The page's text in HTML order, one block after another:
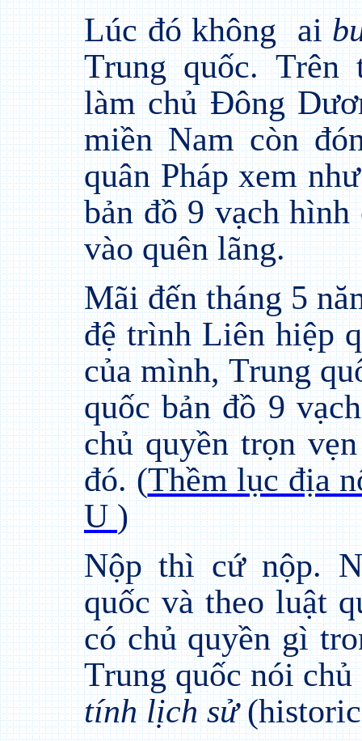
Lúc đó không ai
Trung quốc. Trên
làm chủ Đông
miền Nam còn
quân Pháp xem
bản đồ 9 vạch
vào quên lãng.
Mãi đến tháng 5
đệ trình Liên hiệp
của mình, Trung
quốc bản đồ 9
chủ quyền trọn
đó. (Thềm lục địa
U)
Nộp thì cứ nộp.
quốc và theo luật
có chủ quyền gì
Trung quốc nói
tính lịch sử